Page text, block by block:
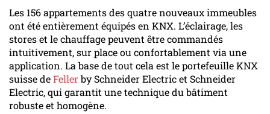
Les 156 appartements des quatre nouveaux immeubles
ont été entièrement équipés en KNX. L’éclairage, les
stores et le chauffage peuvent être commandés
intuitivement, sur place ou confortablement via une
application. La base de tout cela est le portefeuille KNX
suisse deFellerby Schneider Electric et Schneider
Electric, qui garantit une technique du bâtiment
robuste et homogène.